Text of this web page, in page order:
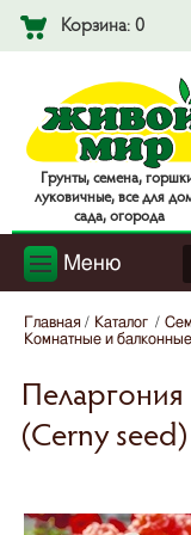
Корзина: 0
Гpyнты, ceмeнa,
лyкoвичныe, вce для
caдa, oгopoдa
Меню
Главная Каталог
Комнатные и балконные
Пеларгония
(Cerny